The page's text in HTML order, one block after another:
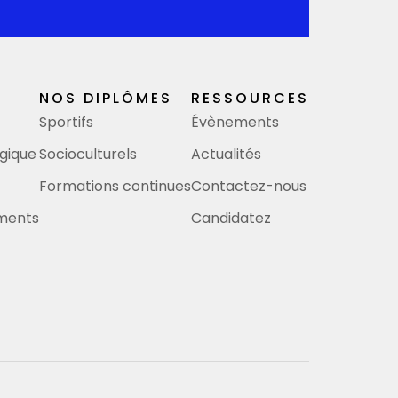
NOS DIPLÔMES
Sportifs
Socioculturels
Formations continues
RESSOURCES
Évènements
Actualités
Contactez-nous
Candidatez